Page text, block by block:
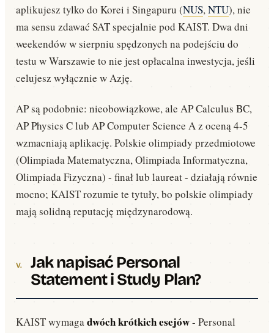
aplikujesz tylko do Korei i Singapuru (NUS,NTU), nie
ma sensu zdawać SAT specjalnie pod KAIST. Dwa dni
weekendów w sierpniu spędzonych na podejściu do
testu w Warszawie to nie jest opłacalna inwestycja, jeśli
celujesz wyłącznie w Azję.
AP są podobnie: nieobowiązkowe, ale AP Calculus BC,
AP Physics C lub AP Computer Science A z oceną 4-5
wzmacniają aplikację. Polskie olimpiady przedmiotowe
(Olimpiada Matematyczna, Olimpiada Informatyczna,
Olimpiada Fizyczna) - finał lub laureat - działają równie
mocno; KAIST rozumie te tytuły, bo polskie olimpiady
mają solidną reputację międzynarodową.
Jak napisać Personal
Statement i Study Plan?
KAIST wymagadwóch krótkich esejów- Personal